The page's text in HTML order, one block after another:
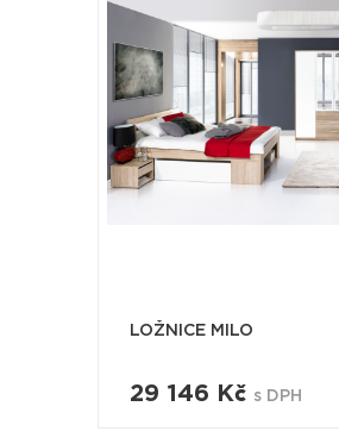
LOŽNICE MILO
29 146 Kč s DPH